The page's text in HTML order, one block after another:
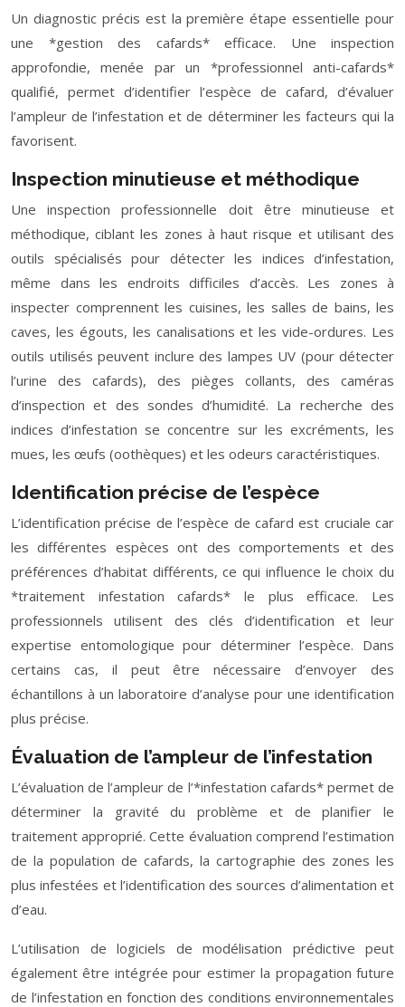
Un diagnostic précis est la première étape essentielle pour
une *gestion des cafards* efficace. Une inspection
approfondie, menée par un *professionnel anti-cafards*
qualifié, permet d’identifier l’espèce de cafard, d’évaluer
l’ampleur de l’infestation et de déterminer les facteurs qui la
favorisent.
Inspection minutieuse et méthodique
Une inspection professionnelle doit être minutieuse et
méthodique, ciblant les zones à haut risque et utilisant des
outils spécialisés pour détecter les indices d’infestation,
même dans les endroits difficiles d’accès. Les zones à
inspecter comprennent les cuisines, les salles de bains, les
caves, les égouts, les canalisations et les vide-ordures. Les
outils utilisés peuvent inclure des lampes UV (pour détecter
l’urine des cafards), des pièges collants, des caméras
d’inspection et des sondes d’humidité. La recherche des
indices d’infestation se concentre sur les excréments, les
mues, les œufs (oothèques) et les odeurs caractéristiques.
Identification précise de l’espèce
L’identification précise de l’espèce de cafard est cruciale car
les différentes espèces ont des comportements et des
préférences d’habitat différents, ce qui influence le choix du
*traitement infestation cafards* le plus efficace. Les
professionnels utilisent des clés d’identification et leur
expertise entomologique pour déterminer l’espèce. Dans
certains cas, il peut être nécessaire d’envoyer des
échantillons à un laboratoire d’analyse pour une identification
plus précise.
Évaluation de l’ampleur de l’infestation
L’évaluation de l’ampleur de l’*infestation cafards* permet de
déterminer la gravité du problème et de planifier le
traitement approprié. Cette évaluation comprend l’estimation
de la population de cafards, la cartographie des zones les
plus infestées et l’identification des sources d’alimentation et
d’eau.
L’utilisation de logiciels de modélisation prédictive peut
également être intégrée pour estimer la propagation future
de l’infestation en fonction des conditions environnementales